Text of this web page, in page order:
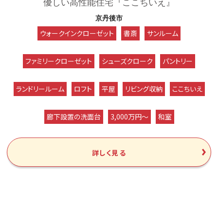
優しい高性能住宅『ここちいえ』
京丹後市
ウォークインクローゼット 書斎 サンルーム
ファミリークローゼット シューズクローク パントリー
ランドリールーム ロフト 平屋 リビング収納 ここちいえ
廊下設置の洗面台 3,000万円～ 和室
詳しく見る